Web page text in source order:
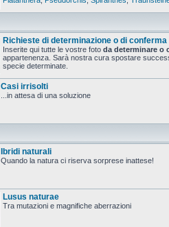
Richieste di determinazione o di conferma
Inserite qui tutte le vostre foto da determinare o
appartenenza. Sarà nostra cura spostare
specie determinate.
Casi irrisolti
...in attesa di una soluzione
Ibridi naturali
Quando la natura ci riserva sorprese inattese!
Lusus naturae
Tra mutazioni e magnifiche aberrazioni